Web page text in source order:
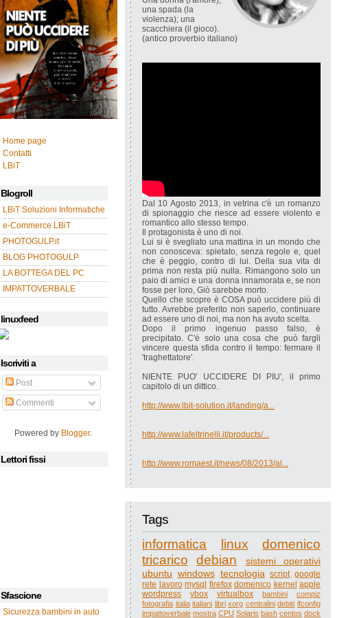
Home page
Contatti
LBiT
Blogroll
LBiT Soluzioni Informatiche
e-Commerce LBiT
PHOTOGULP.it
BLOG PHOTOGULP
LA BOTTEGA DEL PC
IMPATTOVERBALE
linuxfeed
Iscriviti a
Post
Commenti
Powered by Blogger.
Lettori fissi
Sfascione
Sicurezza bambini in auto
una spada (la
violenza); una
scacchiera (il gioco).
(antico proverbio italiano)
Dal 10 Agosto 2013, in vetrina c'è un romanzo
di spionaggio che riesce ad essere violento e
romantico allo stesso tempo.
Il protagonista è uno di noi.
Lui si è svegliato una mattina in un mondo che
non conosceva: spietato, senza regole e, quel
che è peggio, contro di lui. Della sua vita di
prima non resta più nulla. Rimangono solo un
paio di amici e una donna innamorata e, se non
fosse per loro, Giò sarebbe morto.
Quello che scopre è COSA può uccidere più di
tutto. Avrebbe preferito non saperlo, continuare
ad essere uno di noi, ma non ha avuto scelta.
Dopo il primo ingenuo passo falso, è
precipitato. C'è solo una cosa che può fargli
vincere questa sfida contro il tempo: fermare il
'traghettatore'.
NIENTE PUO' UCCIDERE DI PIU', il primo
capitolo di un dittico.
http://www.lbit-solution.it/landing/a...
http://www.lafeltrinelli.it/products/...
http://www.romaest.it/news/08/2013/al...
Tags
informatica
linux
domenico
tricarico
debian
sistemi operativi
ubuntu windows tecnologia script google
rete lavoro mysql firefox domenico kernel apple
wordpress
vbox virtualbox bambini
compiz
fotografia italia italiani libri xorg centralini debiti ifconfig
impattoverbale mostra CPU Solaris bash centos dock